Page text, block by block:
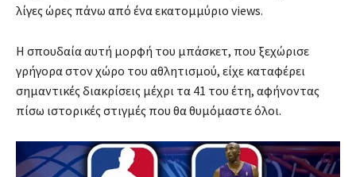
λίγες ώρες πάνω από ένα εκατομμύριο views.
Η σπουδαία αυτή μορφή του μπάσκετ, που ξεχώρισε
γρήγορα στον χώρο του αθλητισμού, είχε καταφέρει
σημαντικές διακρίσεις μέχρι τα 41 του έτη, αφήνοντας
πίσω ιστορικές στιγμές που θα θυμόμαστε όλοι.